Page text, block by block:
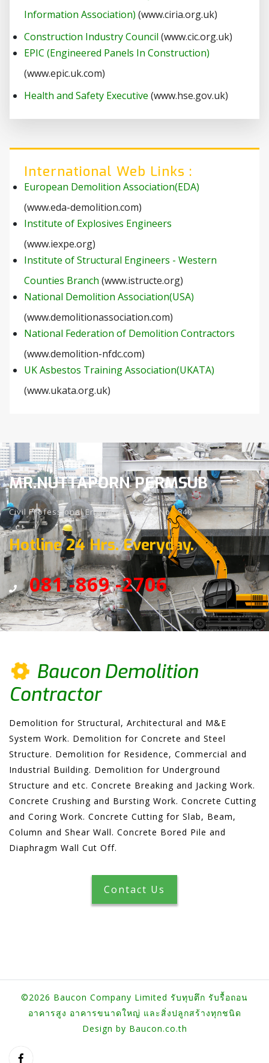
Information Association) (www.ciria.org.uk)
Construction Industry Council (www.cic.org.uk)
EPIC (Engineered Panels In Construction)
(www.epic.uk.com)
Health and Safety Executive (www.hse.gov.uk)
International Web Links :
European Demolition Association(EDA)
(www.eda-demolition.com)
Institute of Explosives Engineers
(www.iexpe.org)
Institute of Structural Engineers - Western
Counties Branch (www.istructe.org)
National Demolition Association(USA)
(www.demolitionassociation.com)
National Federation of Demolition Contractors
(www.demolition-nfdc.com)
UK Asbestos Training Association(UKATA)
(www.ukata.org.uk)
MR.NUTTAPORN PERMSUB
Civil Professional Engineer License No.8840
Hotline 24 Hrs. Everyday.
081 -869 -2706
Baucon Demolition
Contractor
Demolition for Structural, Architectural and M&E
System Work. Demolition for Concrete and Steel
Structure. Demolition for Residence, Commercial and
Industrial Building. Demolition for Underground
Structure and etc. Concrete Breaking and Jacking Work.
Concrete Crushing and Bursting Work. Concrete Cutting
and Coring Work. Concrete Cutting for Slab, Beam,
Column and Shear Wall. Concrete Bored Pile and
Diaphragm Wall Cut Off.
Contact Us
©2026 Baucon Company Limited รับทุบตึก รับรื้อถอน
อาคารสูง อาคารขนาดใหญ่ และสิ่งปลูกสร้างทุกชนิด
Design by Baucon.co.th